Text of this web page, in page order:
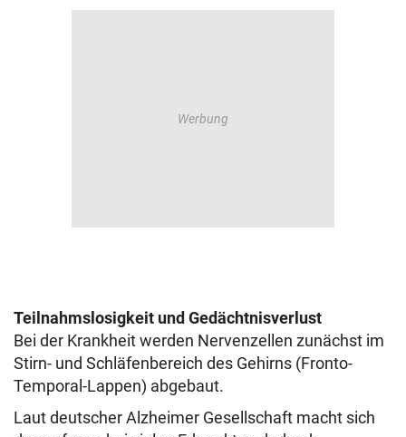
Teilnahmslosigkeit und Gedächtnisverlust
Bei der Krankheit werden Nervenzellen zunächst im
Stirn- und Schläfenbereich des Gehirns (Fronto-
Temporal-Lappen) abgebaut.
Laut deutscher Alzheimer Gesellschaft macht sich